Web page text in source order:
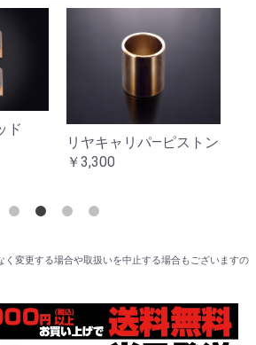
ド
リヤキャリパ―ピストン
￥3,300
く変更する場合や取扱いを中止する場合もございますの